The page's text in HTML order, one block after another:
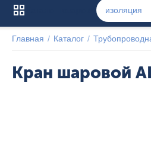
Главная / Каталог /
Кран шаровой